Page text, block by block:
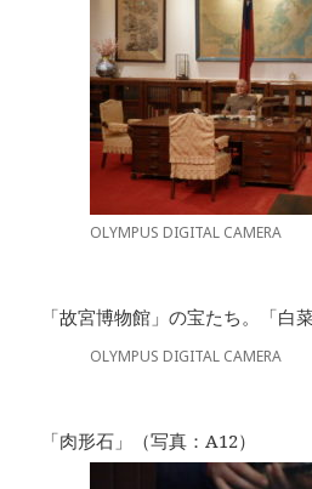
OLYMPUS DIGITAL CAMERA
「故宮博物館」の宝たち。「白
OLYMPUS DIGITAL CAMERA
「肉形石」（写真：A12）